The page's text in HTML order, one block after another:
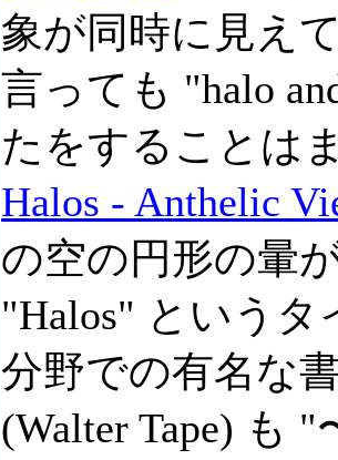
象が同時に見え
言っても "halo
たをすることは
Halos - Anthelic
の空の円形の暈
"Halos" という
分野での有名な
(Walter Tape) も